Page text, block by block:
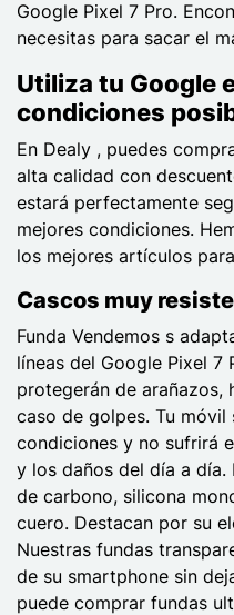
Google Pixel 7 Pro.
necesitas para sacar el
Utiliza tu Google
condiciones
En Dealy , puedes
alta calidad con
estará perfectamente
mejores condiciones.
los mejores artículos
Cascos muy
Funda Vendemos s
líneas del Google Pixel 7
protegerán de arañazos,
caso de golpes. Tu móvil
condiciones y no sufrirá
y los daños del día a
de carbono, silicona
cuero. Destacan por su
Nuestras fundas
de su smartphone sin
puede comprar fundas